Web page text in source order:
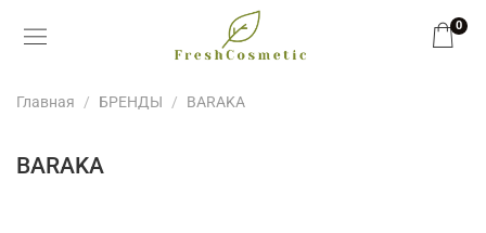
0
Главная БРЕНДЫ BARAKA
BARAKA